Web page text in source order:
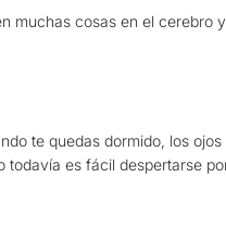
muchas cosas en el cerebro
te quedas dormido, los
es fácil despertarse